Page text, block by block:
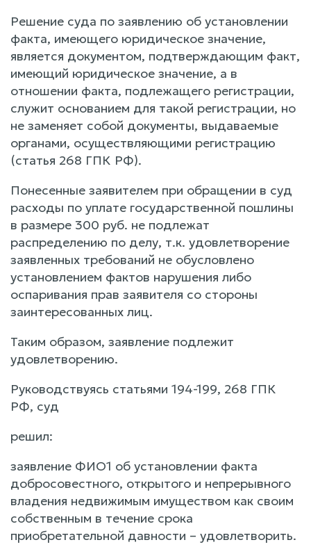
Решение суда по заявлению об установлении
факта, имеющего юридическое значение,
является документом, подтверждающим факт,
имеющий юридическое значение, а в
отношении факта, подлежащего регистрации,
служит основанием для такой регистрации, но
не заменяет собой документы, выдаваемые
органами, осуществляющими регистрацию
(статья 268 ГПК РФ).
Понесенные заявителем при обращении в суд
расходы по уплате государственной пошлины
в размере 300 руб. не подлежат
распределению по делу, т.к. удовлетворение
заявленных требований не обусловлено
установлением фактов нарушения либо
оспаривания прав заявителя со стороны
заинтересованных лиц.
Таким образом, заявление подлежит
удовлетворению.
Руководствуясь статьями 194-199, 268 ГПК
РФ, суд
решил:
заявление ФИО1 об установлении факта
добросовестного, открытого и непрерывного
владения недвижимым имуществом как своим
собственным в течение срока
приобретательной давности – удовлетворить.